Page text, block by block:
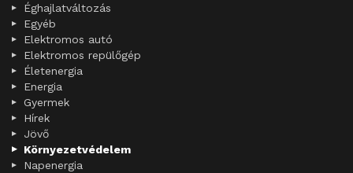
Éghajlatváltozás
Egyéb
Elektromos autó
Elektromos repülőgép
Életenergia
Energia
Gyermek
Hírek
Jövő
Környezetvédelem
Napenergia